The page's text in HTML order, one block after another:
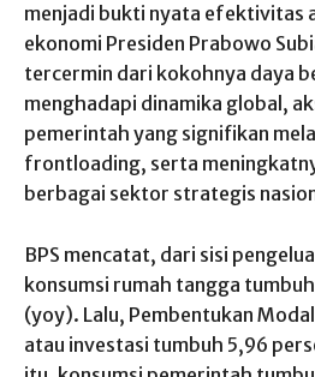
menjadi bukti nyata efektivitas
ekonomi Presiden Prabowo
tercermin dari kokohnya daya
menghadapi dinamika global,
pemerintah yang signifikan
frontloading, serta
berbagai sektor strategis
BPS mencatat, dari sisi
konsumsi rumah tangga
(yoy). Lalu, Pembentukan
atau investasi tumbuh 5,96